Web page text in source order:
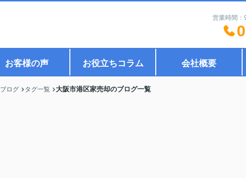
営業時間
お客様の声 お役立ちコラム 会社概要
ブログ タグ一覧 大阪市港区家売却のブログ一覧